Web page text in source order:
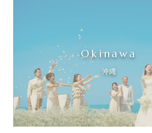
Okinawa
沖繩